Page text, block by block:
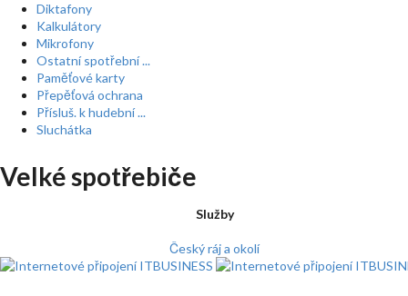
Diktafony
Kalkulátory
Mikrofony
Ostatní spotřební ...
Paměťové karty
Přepěťová ochrana
Přísluš. k hudební ...
Sluchátka
Velké spotřebiče
Služby
Český ráj a okolí